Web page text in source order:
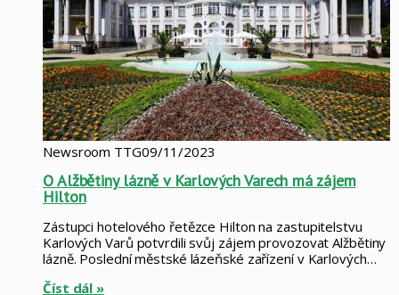
Newsroom TTG09/11/2023
O Alžbětiny lázně v Karlových Varech má zájem
Hilton
Zástupci hotelového řetězce Hilton na zastupitelstvu
Karlových Varů potvrdili svůj zájem provozovat Alžbětiny
lázně. Poslední městské lázeňské zařízení v Karlových…
Číst dál »